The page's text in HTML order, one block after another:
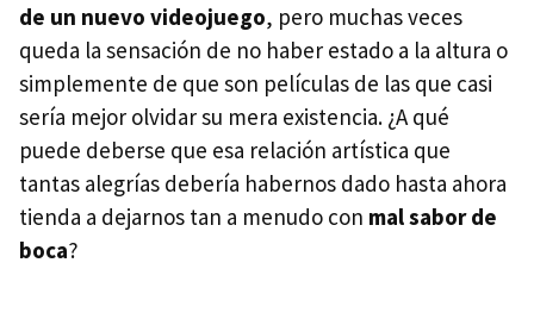
de un nuevo videojuego, pero muchas veces
queda la sensación de no haber estado a la altura o
simplemente de que son películas de las que casi
sería mejor olvidar su mera existencia. ¿A qué
puede deberse que esa relación artística que
tantas alegrías debería habernos dado hasta ahora
tienda a dejarnos tan a menudo con mal sabor de
boca?